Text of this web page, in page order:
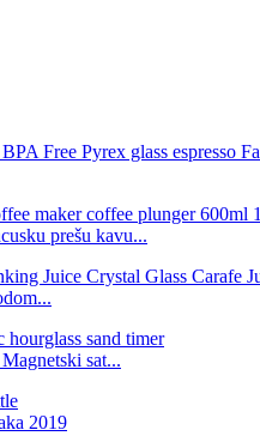
prešu kavu...
sat...
2019